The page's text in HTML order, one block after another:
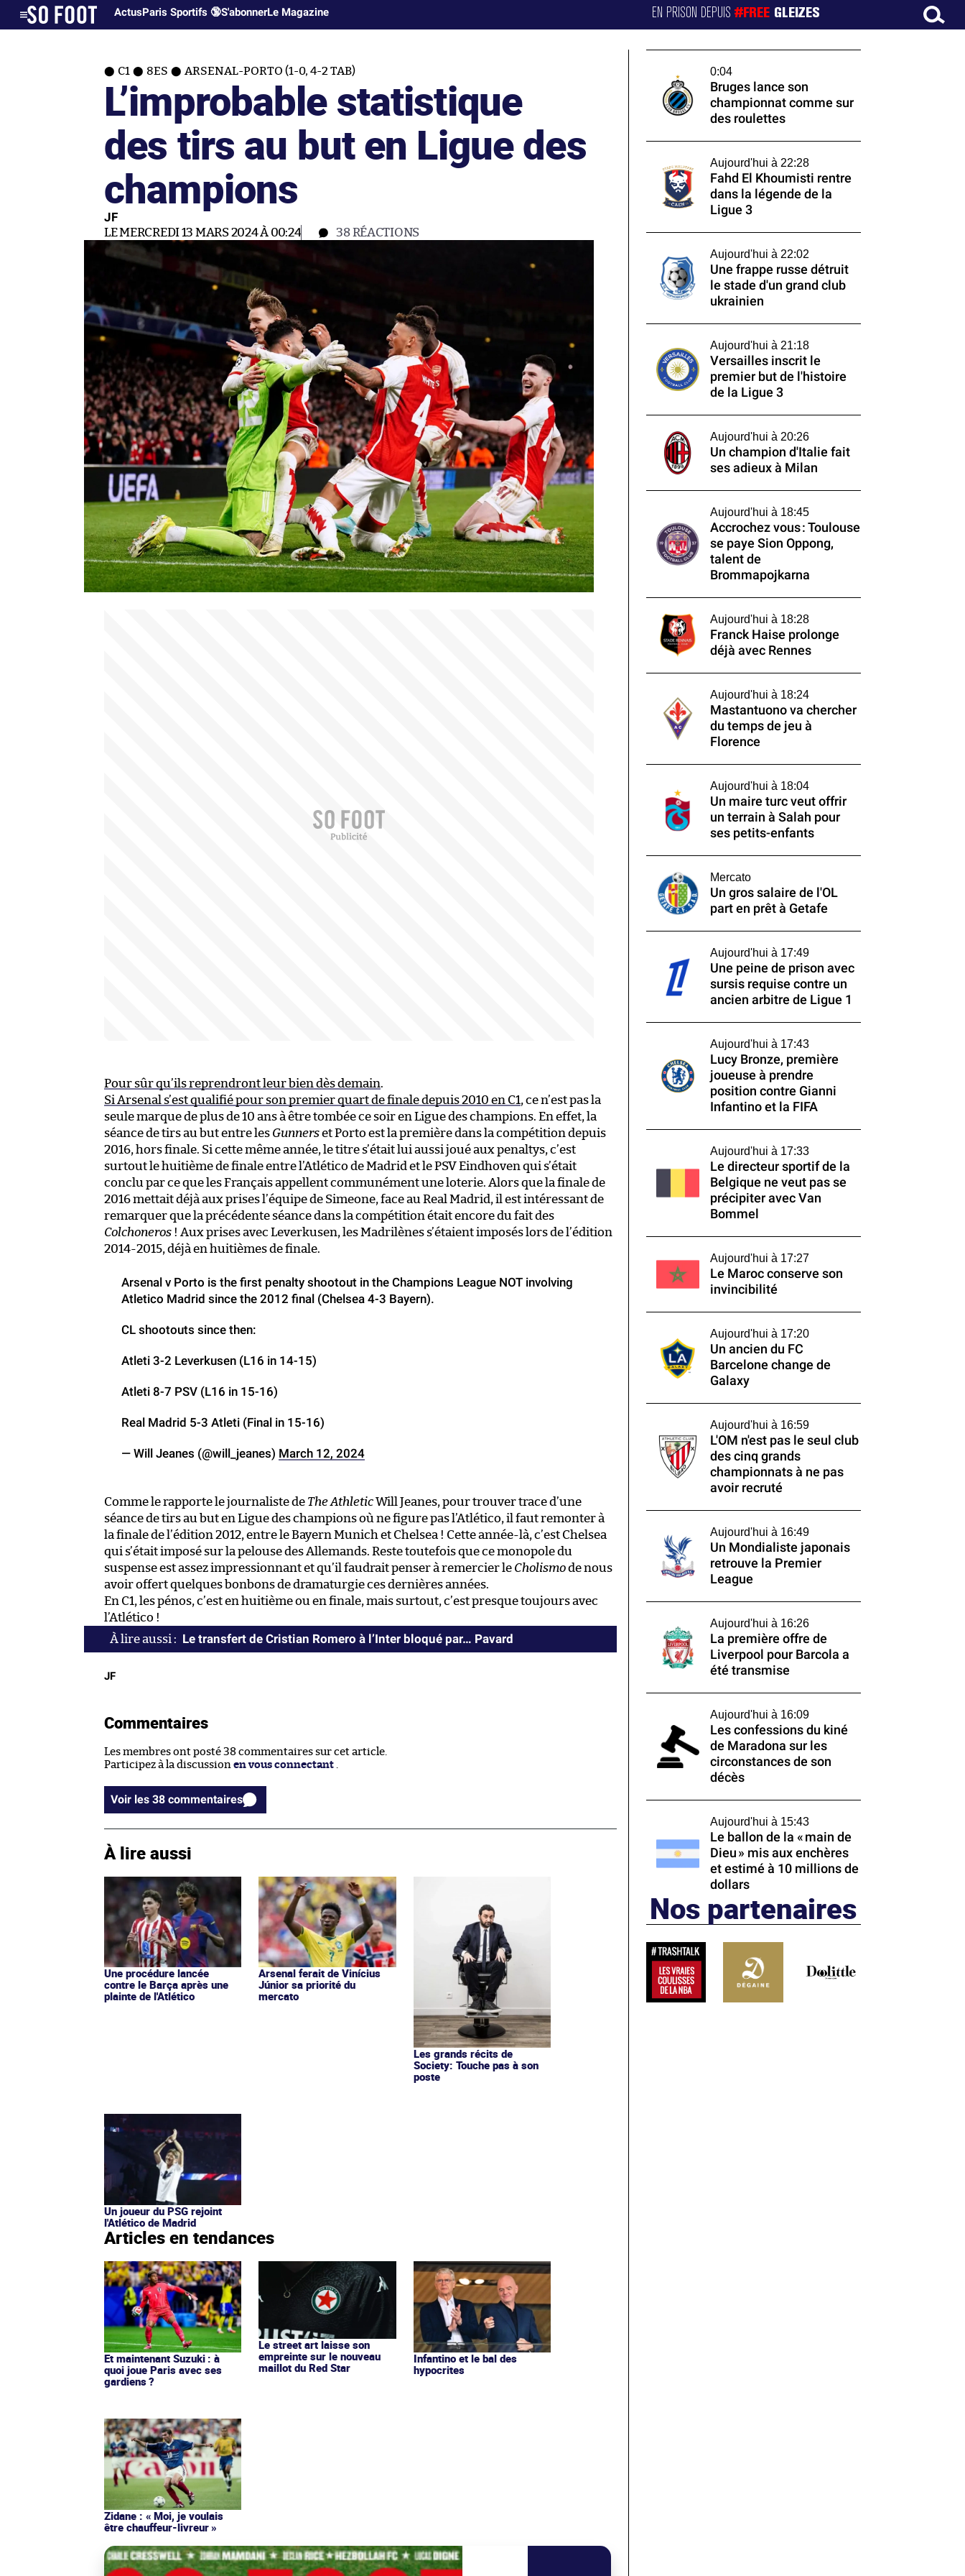
ActusParis Sportifs 🔞S'abonnerLe Magazine EN PRISON DEPUIS#FREE GLEIZES
C1 8ES ARSENAL-PORTO (1-0, 4-2 TAB)
L’improbable statistique
des tirs au but en Ligue des
champions
JF
LE MERCREDI 13 MARS 2024 À 00:24 38RÉACTIONS
Pour sûr qu’ils reprendront leur bien dès demain.
Si Arsenal s’est qualifié pour son premier quart de finale depuis 2010 en C1, ce n’est pas la
seule marque de plus de 10 ans à être tombée ce soir en Ligue des champions. En effet, la
séance de tirs au but entre les Gunnerset Porto est la première dans la compétition depuis
2016, hors finale. Si cette même année, le titre s’était lui aussi joué aux penaltys, c’est
surtout le huitième de finale entre l’Atlético de Madrid et le PSV Eindhoven qui s’était
conclu par ce que les Français appellent communément une loterie. Alors que la finale de
2016 mettait déjà aux prises l’équipe de Simeone, face au Real Madrid, il est intéressant de
remarquer que la précédente séance dans la compétition était encore du fait des
Colchoneros ! Aux prises avec Leverkusen, les Madrilènes s’étaient imposés lors de l’édition
2014-2015, déjà en huitièmes de finale.
Arsenal v Porto is the first penalty shootout in the Champions League NOT involving
Atletico Madrid since the 2012 final (Chelsea 4-3 Bayern).
CL shootouts since then:
Atleti 3-2 Leverkusen (L16 in 14-15)
Atleti 8-7 PSV (L16 in 15-16)
Real Madrid 5-3 Atleti (Final in 15-16)
— Will Jeanes (@will_jeanes) March 12, 2024
Comme le rapporte le journaliste de The AthleticWill Jeanes, pour trouver trace d’une
séance de tirs au but en Ligue des champions où ne figure pas l’Atlético, il faut remonter à
la finale de l’édition 2012, entre le Bayern Munich et Chelsea ! Cette année-là, c’est Chelsea
qui s’était imposé sur la pelouse des Allemands. Reste toutefois que ce monopole du
suspense est assez impressionnant et qu’il faudrait penser à remercier le Cholismode nous
avoir offert quelques bonbons de dramaturgie ces dernières années.
En C1, les pénos, c’est en huitième ou en finale, mais surtout, c’est presque toujours avec
l’Atlético !
Le transfert de Cristian Romero à l’Inter bloqué par… Pavard
JF
Commentaires
Les membres ont posté 38 commentaires sur cet article.
Participez à la discussion en vous connectant
Voir les 38 commentaires
À lire aussi
Une procédure lancée
contre le Barça après une
plainte de l'Atlético
Arsenal ferait de Vinícius
Júnior sa priorité du
mercato
Les grands récits de
Society: Touche pas à son
poste
Un joueur du PSG rejoint
l'Atlético de Madrid
Articles en tendances
Et maintenant Suzuki : à
quoi joue Paris avec ses
gardiens ?
Le street art laisse son
empreinte sur le nouveau
maillot du Red Star
Infantino et le bal des
hypocrites
Zidane : « Moi, je voulais
être chauffeur-livreur »
0:04
Bruges lance son
championnat comme sur
des roulettes
Aujourd'hui à 22:28
Fahd El Khoumisti rentre
dans la légende de la
Ligue 3
Aujourd'hui à 22:02
Une frappe russe détruit
le stade d'un grand club
ukrainien
Aujourd'hui à 21:18
Versailles inscrit le
premier but de l'histoire
de la Ligue 3
Aujourd'hui à 20:26
Un champion d'Italie fait
ses adieux à Milan
Aujourd'hui à 18:45
Accrochez vous : Toulouse
se paye Sion Oppong,
talent de
Brommapojkarna
Aujourd'hui à 18:28
Franck Haise prolonge
déjà avec Rennes
Aujourd'hui à 18:24
Mastantuono va chercher
du temps de jeu à
Florence
Aujourd'hui à 18:04
Un maire turc veut offrir
un terrain à Salah pour
ses petits-enfants
Mercato
Un gros salaire de l'OL
part en prêt à Getafe
Aujourd'hui à 17:49
Une peine de prison avec
sursis requise contre un
ancien arbitre de Ligue 1
Aujourd'hui à 17:43
Lucy Bronze, première
joueuse à prendre
position contre Gianni
Infantino et la FIFA
Aujourd'hui à 17:33
Le directeur sportif de la
Belgique ne veut pas se
précipiter avec Van
Bommel
Aujourd'hui à 17:27
Le Maroc conserve son
invincibilité
Aujourd'hui à 17:20
Un ancien du FC
Barcelone change de
Galaxy
Aujourd'hui à 16:59
L'OM n'est pas le seul club
des cinq grands
championnats à ne pas
avoir recruté
Aujourd'hui à 16:49
Un Mondialiste japonais
retrouve la Premier
League
Aujourd'hui à 16:26
La première offre de
Liverpool pour Barcola a
été transmise
Aujourd'hui à 16:09
Les confessions du kiné
de Maradona sur les
circonstances de son
décès
Aujourd'hui à 15:43
Le ballon de la « main de
Dieu » mis aux enchères
et estimé à 10 millions de
dollars
Nos partenaires